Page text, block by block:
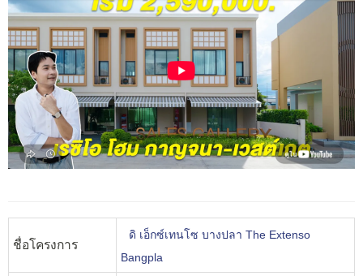
ชื่อโครงการ
ดิ เอ็กซ์เทนโซ บางปลา The Extenso
Bangpla